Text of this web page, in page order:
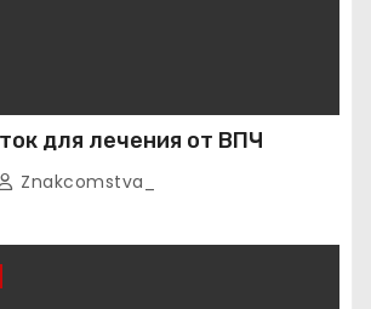
для лечения от ВПЧ
Znakcomstva_